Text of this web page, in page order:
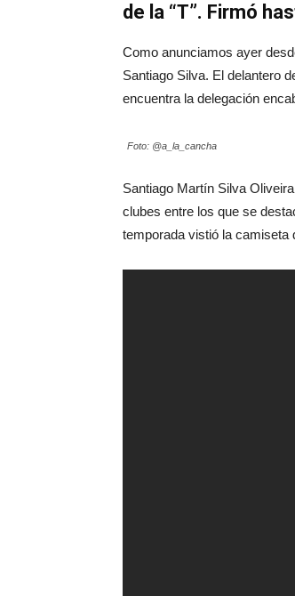
de la “T”. Firmó
Como anunciamos ayer
Santiago Silva. El delantero
encuentra la delegación
Foto: @a_la_cancha
Santiago Martín Silva
clubes entre los que se
temporada vistió la camiseta